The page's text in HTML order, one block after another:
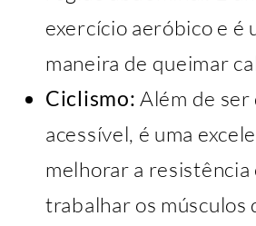
exercício aeróbico e é
maneira de queimar
Ciclismo: Além de
acessível, é uma
melhorar a resistência
trabalhar os músculos